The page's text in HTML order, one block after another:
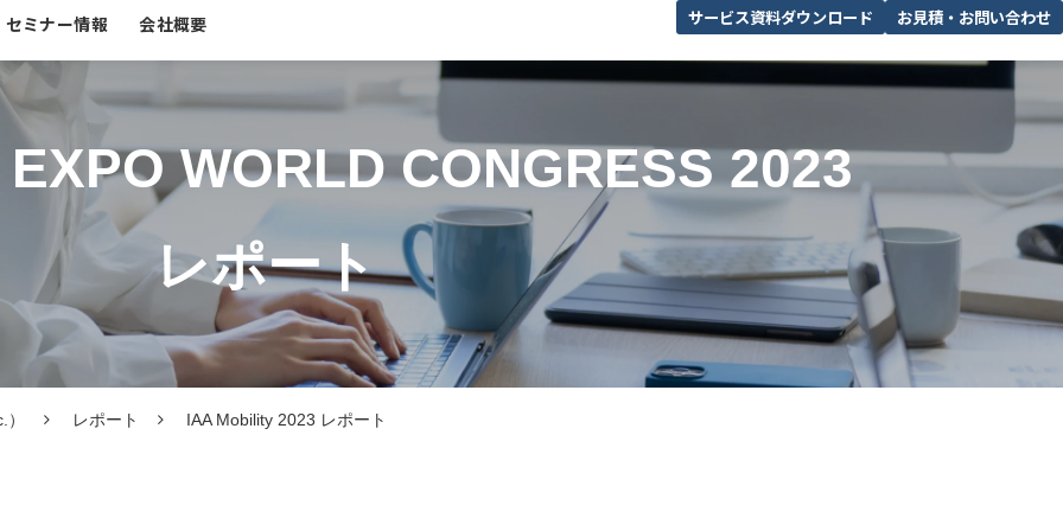
セミナー情報 会社概要 サービス資料ダウンロード お見積・お問い合わせ
WORLD CONGRESS 2023
レポート
レポート IAA Mobility 2023 レポート